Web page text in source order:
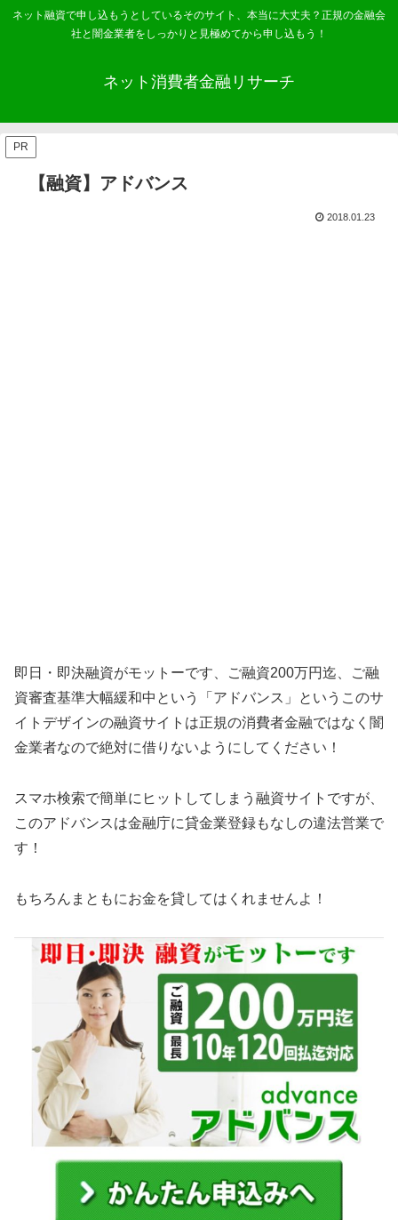
ネット融資で申し込もうとしているそのサイト、本当に大丈夫？正規の金融会
社と闇金業者をしっかりと見極めてから申し込もう！
ネット消費者金融リサーチ
PR
【融資】アドバンス
2018.01.23
即日・即決融資がモットーです、ご融資200万円迄、ご融
資審査基準大幅緩和中 という「 アドバンス 」というこのサ
イトデザインの融資サイトは正規の消費者金融ではなく闇
金業者なので絶対に借りないようにしてください！
スマホ検索で簡単にヒットしてしまう融資サイトですが、
このアドバンスは金融庁に貸金業登録もなしの違法営業で
す！
もちろんまともにお金を貸してはくれませんよ！